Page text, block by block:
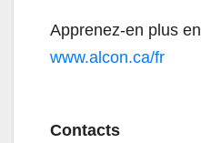
Apprenez-en plus
www.alcon.ca/fr
Contacts